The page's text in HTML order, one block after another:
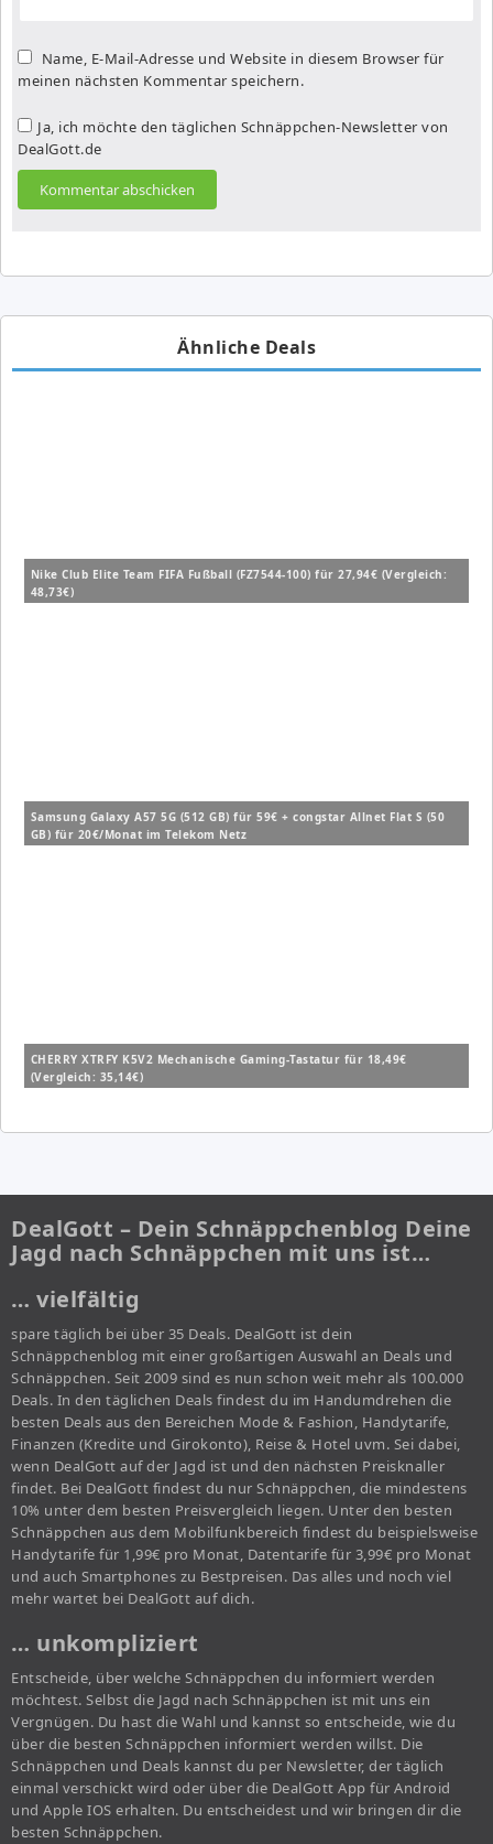
Name, E-Mail-Adresse und Website in diesem Browser für
meinen nächsten Kommentar speichern.
Ja, ich möchte den täglichen Schnäppchen-Newsletter von
DealGott.de
Ähnliche Deals
Nike Club Elite Team FIFA Fußball (FZ7544-100) für 27,94€ (Vergleich:
48,73€)
Samsung Galaxy A57 5G (512 GB) für 59€ + congstar Allnet Flat S (50
GB) für 20€/Monat im Telekom Netz
CHERRY XTRFY K5V2 Mechanische Gaming-Tastatur für 18,49€
(Vergleich: 35,14€)
DealGott – Dein Schnäppchenblog Deine
Jagd nach Schnäppchen mit uns ist…
… vielfältig
spare täglich bei über 35 Deals. DealGott ist dein
Schnäppchenblog mit einer großartigen Auswahl an Deals und
Schnäppchen. Seit 2009 sind es nun schon weit mehr als 100.000
Deals. In den täglichen Deals findest du im Handumdrehen die
besten Deals aus den Bereichen Mode & Fashion, Handytarife,
Finanzen (Kredite und Girokonto), Reise & Hotel uvm. Sei dabei,
wenn DealGott auf der Jagd ist und den nächsten Preisknaller
findet. Bei DealGott findest du nur Schnäppchen, die mindestens
10% unter dem besten Preisvergleich liegen. Unter den besten
Schnäppchen aus dem Mobilfunkbereich findest du beispielsweise
Handytarife für 1,99€ pro Monat, Datentarife für 3,99€ pro Monat
und auch Smartphones zu Bestpreisen. Das alles und noch viel
mehr wartet bei DealGott auf dich.
… unkompliziert
Entscheide, über welche Schnäppchen du informiert werden
möchtest. Selbst die Jagd nach Schnäppchen ist mit uns ein
Vergnügen. Du hast die Wahl und kannst so entscheide, wie du
über die besten Schnäppchen informiert werden willst. Die
Schnäppchen und Deals kannst du per Newsletter, der täglich
einmal verschickt wird oder über die DealGott App für Android
und Apple IOS erhalten. Du entscheidest und wir bringen dir die
besten Schnäppchen.